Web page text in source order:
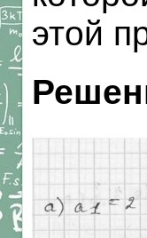
этой